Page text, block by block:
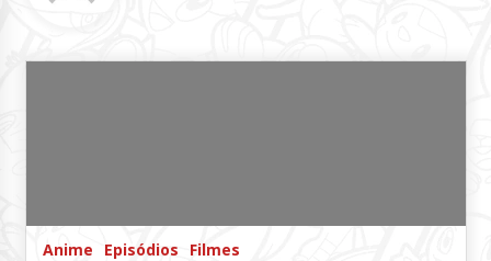
Anime Episódios
Filmes